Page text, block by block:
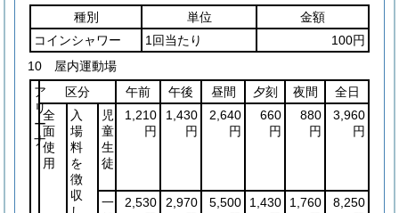
種別
単位
金額
コインシャワー
1回当たり
100円
10 屋内運動場
ア
リ
ー
ナ
区分 午前 午後 昼間 夕刻 夜間
全日
全
面
使
用
入
場
料
を
徴
収
児
童
生
徒
1,210
円
1,430
円
2,640
円
660
円
880
円
3,960
円
一
2,530
2,970
5,500
1,430
1,760
8,250